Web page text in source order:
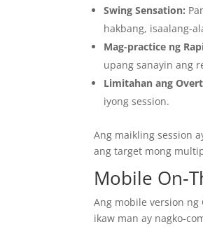
Swing Sensation:
hakbang, isaalang-
Mag-practice ng
upang sanayin ang
Limitahan ang
iyong session.
Ang maikling session
ang target mong
Mobile
Ang mobile version
ikaw man ay nagko-